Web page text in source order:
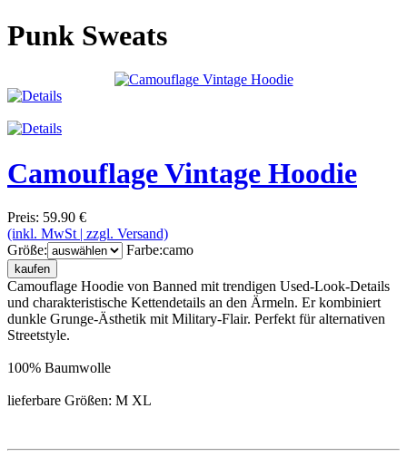
Punk Sweats
Camouflage Vintage Hoodie
Preis: 59.90 €
(inkl. MwSt | zzgl. Versand)
Größe:
Farbe:camo
kaufen
Camouflage Hoodie von Banned mit trendigen Used-Look-Details
und charakteristische Kettendetails an den Ärmeln. Er kombiniert
dunkle Grunge-Ästhetik mit Military-Flair. Perfekt für alternativen
Streetstyle.
100% Baumwolle
lieferbare Größen: M XL